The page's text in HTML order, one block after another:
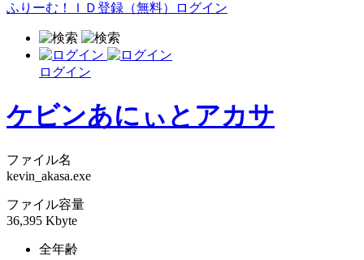
ふりーむ！ＩＤ登録（無料） ログイン
ログイン
ケビンあにぃとアカサ
ファイル名
kevin_akasa.exe
ファイル容量
36,395 Kbyte
全年齢